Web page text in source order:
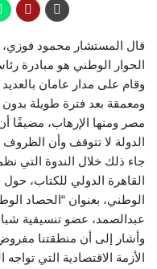
قال المستشار محمود فوزي،
الحوار الوطني هو مبادرة
وقام على مدار عامان
ومعمقة بعد فترة طويلة
مصر ومنها الإرهاب، مضيفًا
الدولة لا تتوقف وأن الظروف
جاء ذلك خلال الندوة التي
القاهرة الدولي للكتاب،
الوطني، بعنوان “الحصاد
عبدالصمد، عضو تنسيقية
وأشار إلى أن منطقتنا
الأزمة الاقتصادية التي